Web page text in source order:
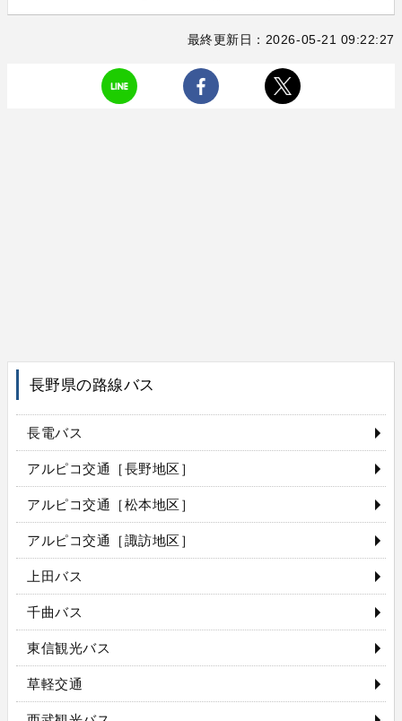
最終更新日：2026-05-21 09:22:27
長野県の路線バス
長電バス
アルピコ交通［長野地区］
アルピコ交通［松本地区］
アルピコ交通［諏訪地区］
上田バス
千曲バス
東信観光バス
草軽交通